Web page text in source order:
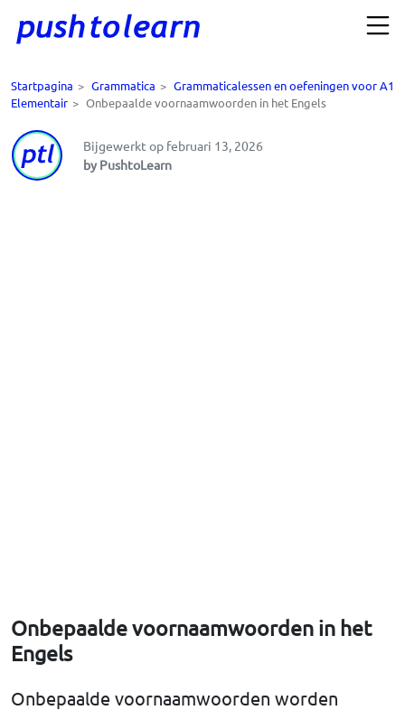
Startpagina > Grammatica > Grammaticalessen en oefeningen voor A1
Elementair > Onbepaalde voornaamwoorden in het Engels
Bijgewerkt op februari 13, 2026
by PushtoLearn
Onbepaalde voornaamwoorden in het
Engels
Onbepaalde voornaamwoorden worden